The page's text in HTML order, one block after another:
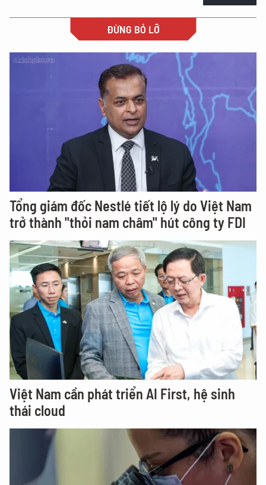
ĐỪNG BỎ LỠ
Tổng giám đốc Nestlé tiết lộ lý do Việt Nam
trở thành "thỏi nam châm" hút công ty FDI
Việt Nam cần phát triển AI First, hệ sinh
thái cloud